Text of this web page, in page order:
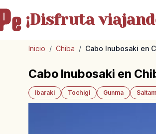
¡Disfruta
Inicio / Chiba / Cabo Inubosaki en
Cabo Inubosaki en
Ibaraki Tochigi Gunma